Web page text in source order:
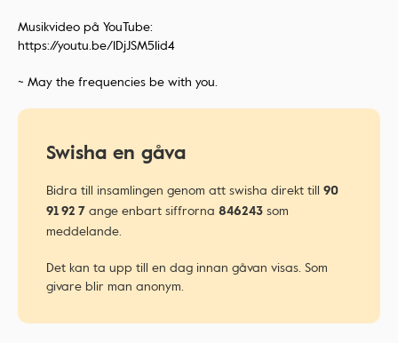
Musikvideo på YouTube:
https://youtu.be/1DjJSM51id4
~ May the frequencies be with you.
Swisha en gåva
Bidra till insamlingen genom att swisha direkt till 90
91 92 7 ange enbart siffrorna 846243 som
meddelande.
Det kan ta upp till en dag innan gåvan visas. Som
givare blir man anonym.